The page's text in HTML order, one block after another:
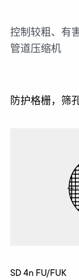
控制较粗、有
管道压缩机
防护格栅，筛
SD 4n FU/FUK